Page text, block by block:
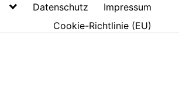
Datenschutz
Impressum
Cookie-Richtlinie (EU)